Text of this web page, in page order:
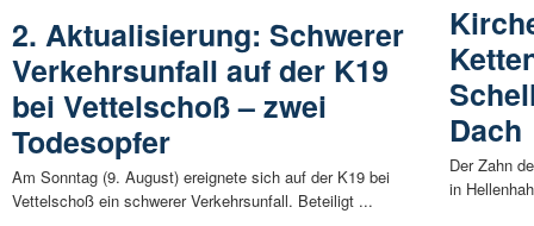
2. Aktualisierung: Schwerer
Verkehrsunfall auf der K19
bei Vettelschoß – zwei
Todesopfer
Am Sonntag (9. August) ereignete sich auf der K19 bei
Vettelschoß ein schwerer Verkehrsunfall. Beteiligt ...
Dach
Der Zahn
in